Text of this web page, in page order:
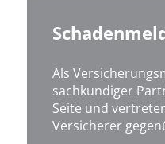
Als
sachkundiger
Seite und
Versicherer